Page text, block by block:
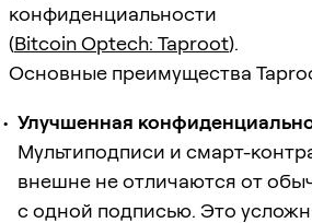
конфиденциальности
(Bitcoin Optech: Taproot).
Основные преимущества
Улучшенная
Мультиподписи и смарт-
внешне не отличаются от
с одной подписью. Это